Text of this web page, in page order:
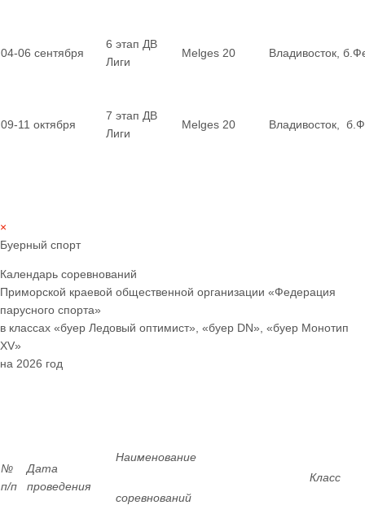
04-06 сентября
6 этап ДВ
Лиги
Melges 20 Владивосток,
09-11 октября
7 этап ДВ
Лиги
Melges 20 Владивосток,
×
Буерный спорт
Календарь соревнований
Приморской краевой общественной организации «Федерация
парусного спорта»
в классах «буер Ледовый оптимист», «буер DN», «буер Монотип
XV»
на 2026 год
№
п/п
Дата
проведения
Наименование
соревнований
Класс